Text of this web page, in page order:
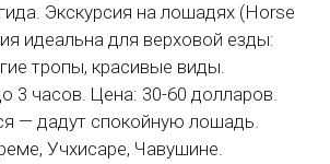
Экскурсия на лошадях (Horse
идеальна для верховой езды:
тропы, красивые виды.
3 часов. Цена: 30-60 долларов.
— дадут спокойную лошадь.
Учхисаре, Чавушине.